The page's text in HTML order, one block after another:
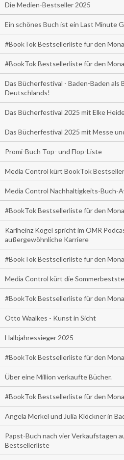
Die Medien-Bestseller 2025
Ein schönes Buch ist ein Last Minute
#BookTok Bestsellerliste für den
#BookTok Bestsellerliste für den
Das Bücherfestival - Baden-Baden
Deutschlands!
Das Bücherfestival 2025 mit Elke
Das Bücherfestival 2025 mit Messe
Promi-Buch Top- und Flop-Liste
Media Control kürt BookTok
Media Control Nachhaltigkeits-Buch-
#BookTok Bestsellerliste für den
Karlheinz Kögel spricht im OMR
außergewöhnliche Karriere
#BookTok Bestsellerliste für den
Media Control kürt die
#BookTok Bestsellerliste für den
Otto Waalkes - Kunst in Sicht
Halbjahressieger 2025
#BookTok Bestsellerliste für den
Über eine Million verkaufte Bücher.
#BookTok Bestsellerliste für den
Angela Merkel und Julia Klöckner in
Papst-Buch nach vier Verkaufstagen
Bestsellerliste